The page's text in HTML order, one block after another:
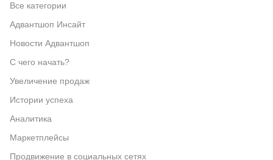
Все категории
Адвантшоп Инсайт
Новости Адвантшоп
С чего начать?
Увеличение продаж
Истории успеха
Аналитика
Маркетплейсы
Продвижение в социальных сетях